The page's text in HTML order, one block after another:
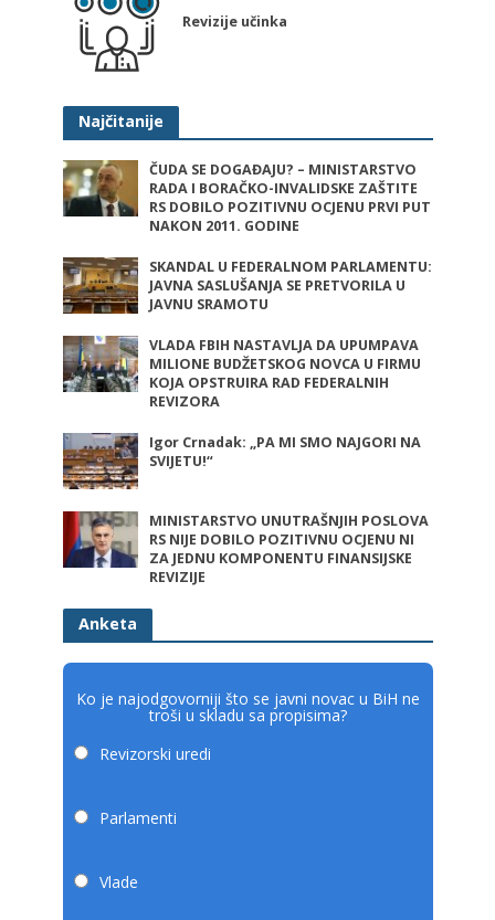
Revizije učinka
Najčitanije
ČUDA SE DOGAĐAJU? – MINISTARSTVO
RADA I BORAČKO-INVALIDSKE ZAŠTITE
RS DOBILO POZITIVNU OCJENU PRVI PUT
NAKON 2011. GODINE
SKANDAL U FEDERALNOM PARLAMENTU:
JAVNA SASLUŠANJA SE PRETVORILA U
JAVNU SRAMOTU
VLADA FBIH NASTAVLJA DA UPUMPAVA
MILIONE BUDŽETSKOG NOVCA U FIRMU
KOJA OPSTRUIRA RAD FEDERALNIH
REVIZORA
Igor Crnadak: „PA MI SMO NAJGORI NA
SVIJETU!“
MINISTARSTVO UNUTRAŠNJIH POSLOVA
RS NIJE DOBILO POZITIVNU OCJENU NI
ZA JEDNU KOMPONENTU FINANSIJSKE
REVIZIJE
Anketa
Ko je najodgovorniji što se javni novac u BiH ne
troši u skladu sa propisima?
Revizorski uredi
Parlamenti
Vlade